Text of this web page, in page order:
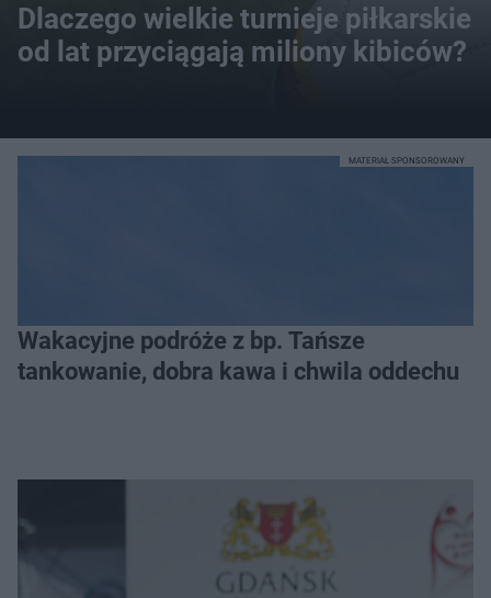
Dlaczego wielkie turnieje piłkarskie
od lat przyciągają miliony kibiców?
Wakacyjne podróże z bp. Tańsze
tankowanie, dobra kawa i chwila oddechu
MATERIAŁ SPONSOROWANY